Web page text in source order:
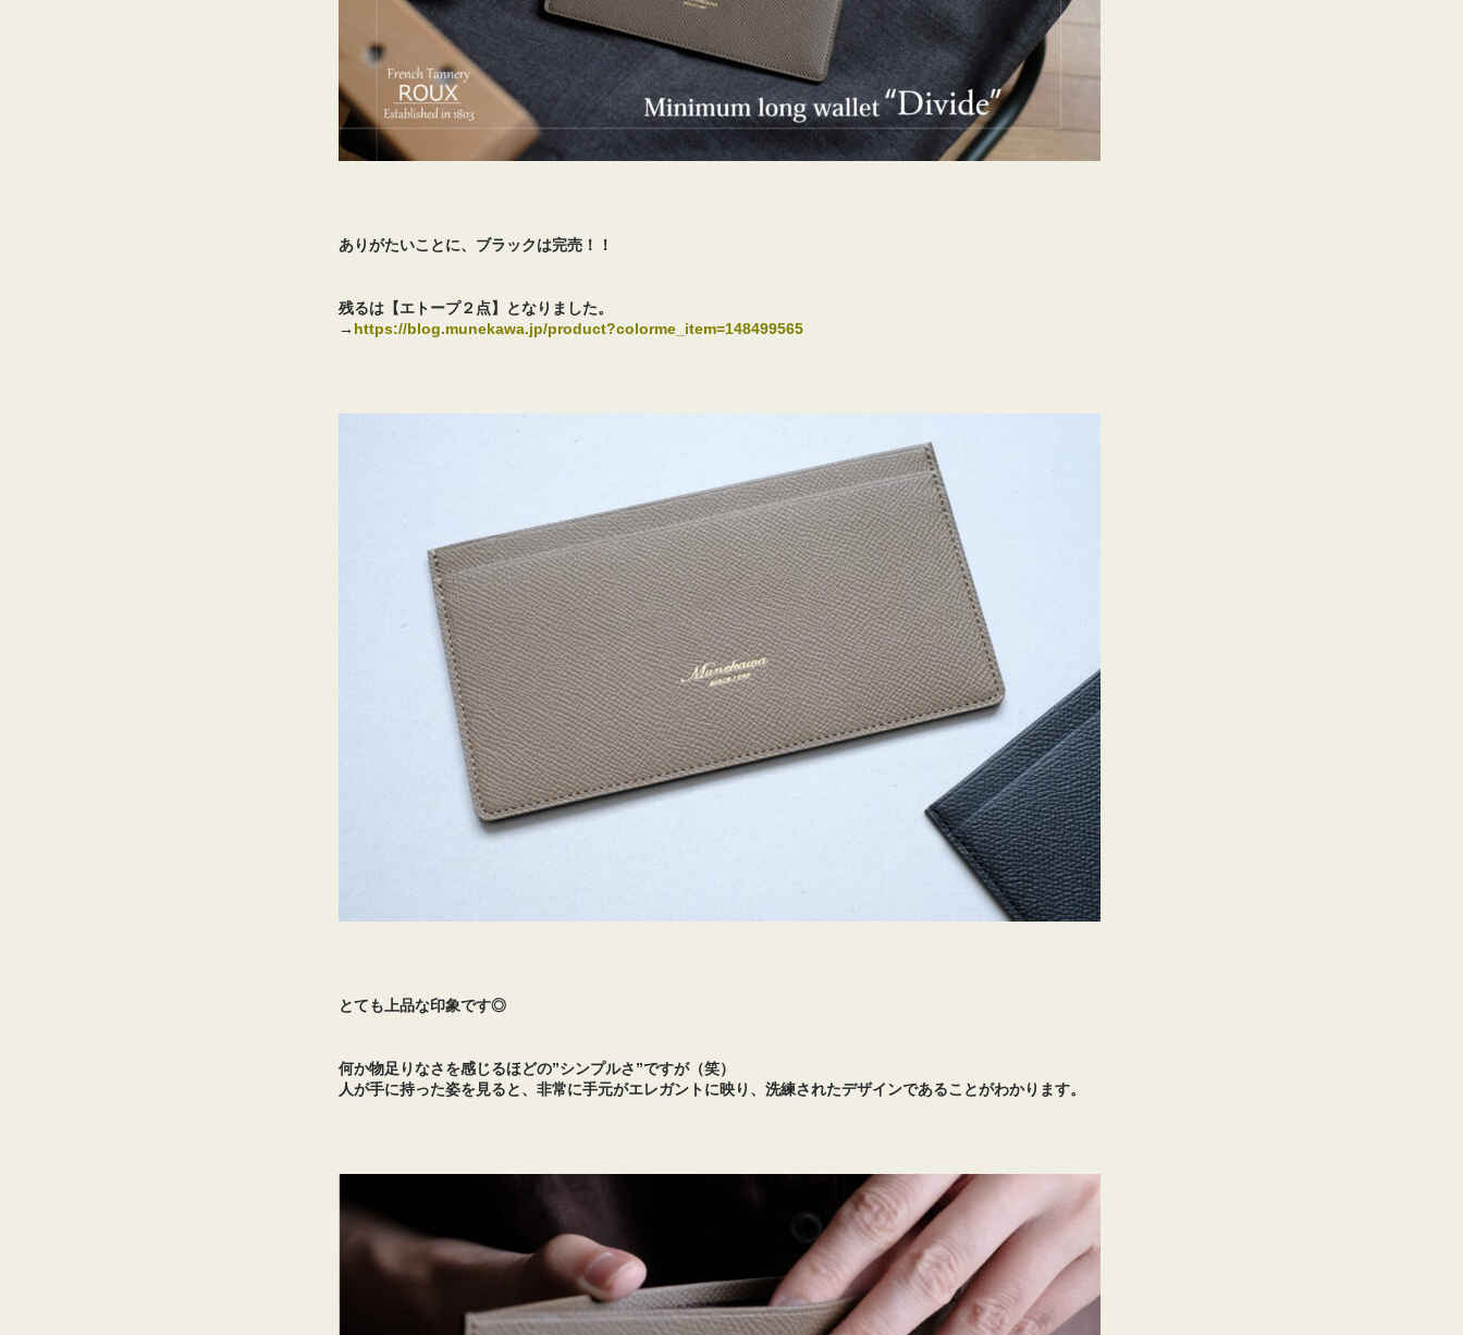
ありがたいことに、ブラックは完売！！
残るは【エトープ２点】となりました。
→ https://blog.munekawa.jp/product?colorme_item=148499565
とても上品な印象です◎
何か物足りなさを感じるほどの”シンプルさ”ですが（笑）
人が手に持った姿を見ると、非常に手元がエレガントに映り、洗練されたデザインであることがわかります。